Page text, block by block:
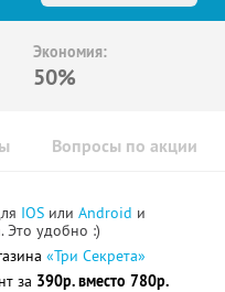
Экономия:
50%
Вопросы по акции
IOS или Android и
Это удобно :)
«Три Секрета»
за 390р. вместо 780р.